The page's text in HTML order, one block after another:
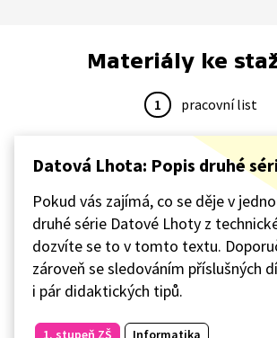
Materiály ke
1 pracovní list
Datová Lhota: Popis druhé
Pokud vás zajímá, co se děje v
druhé série Datové Lhoty z
dozvíte se to v tomto textu.
zároveň se sledováním příslušných
i pár didaktických tipů.
1. stupeň ZŠ Informatika